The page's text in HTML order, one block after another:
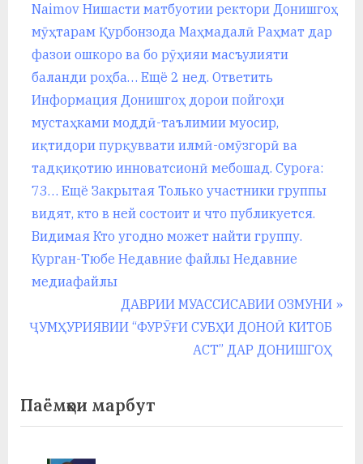
Naimov Нишасти матбуотии ректори Донишгоҳ
мӯҳтарам Қурбонзода Маҳмадалӣ Раҳмат дар
фазои ошкоро ва бо рӯҳияи масъулияти
баланди роҳба… Ещё 2 нед. Ответить
Информация Донишгоҳ дорои пойгоҳи
мустаҳками моддӣ-таълимии муосир,
иқтидори пурқуввати илмӣ-омӯзгорӣ ва
тадқиқотию инноватсионӣ мебошад. Суроға:
73… Ещё Закрытая Только участники группы
видят, кто в ней состоит и что публикуется.
Видимая Кто угодно может найти группу.
Курган-Тюбе Недавние файлы Недавние
медиафайлы
N
e
ДАВРИИ МУАССИСАВИИ ОЗМУНИ
ҶУМҲУРИЯВИИ “ФУРӮҒИ СУБҲИ ДОНОӢ КИТОБ
АСТ” ДАР ДОНИШГОҲ
Паёмҳои марбут